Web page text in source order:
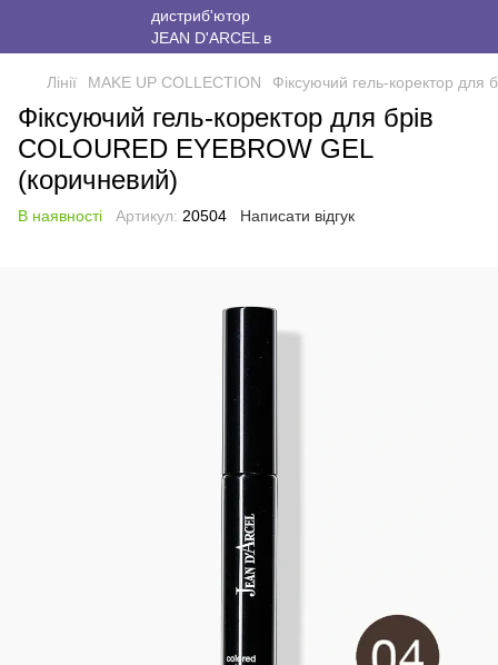
Лінії MAKE UP COLLECTION Фіксуючий гель-коректор для
Фіксуючий гель-коректор для брів
COLOURED EYEBROW GEL
(коричневий)
В наявності Артикул: 20504 Написати відгук